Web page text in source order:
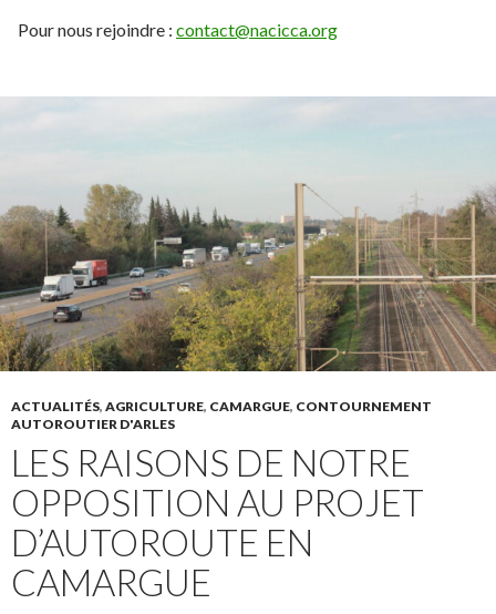
Pour nous rejoindre : contact@nacicca.org
ACTUALITÉS, AGRICULTURE, CAMARGUE, CONTOURNEMENT
AUTOROUTIER D'ARLES
LES RAISONS DE NOTRE
OPPOSITION AU PROJET
D’AUTOROUTE EN
CAMARGUE